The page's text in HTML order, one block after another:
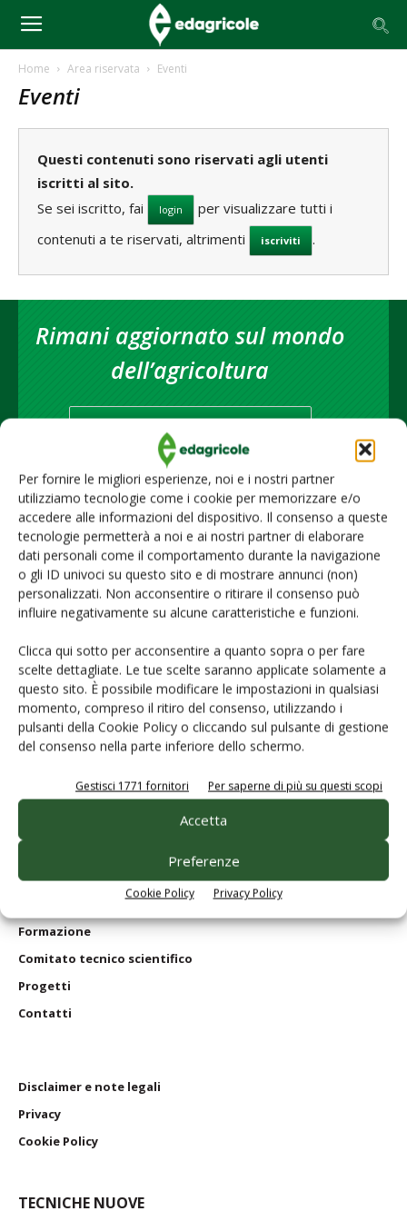
Per fornire le migliori esperienze, noi e i nostri partner
utilizziamo tecnologie come i cookie per memorizzare e/o
accedere alle informazioni del dispositivo. Il consenso a queste
tecnologie permetterà a noi e ai nostri partner di elaborare
dati personali come il comportamento durante la navigazione
o gli ID univoci su questo sito e di mostrare annunci (non)
personalizzati. Non acconsentire o ritirare il consenso può
influire negativamente su alcune caratteristiche e funzioni.
Clicca qui sotto per acconsentire a quanto sopra o per fare
scelte dettagliate. Le tue scelte saranno applicate solamente a
questo sito. È possibile modificare le impostazioni in qualsiasi
momento, compreso il ritiro del consenso, utilizzando i
pulsanti della Cookie Policy o cliccando sul pulsante di gestione
del consenso nella parte inferiore dello schermo.
Gestisci 1771 fornitori Per saperne di più su questi scopi
Accetta
Preferenze
Cookie Policy Privacy Policy
Home Area riservata Eventi
Eventi
Questi contenuti sono riservati agli utenti
iscritti al sito.
Se sei iscritto, fai
login
per visualizzare tutti i
contenuti a te riservati, altrimenti
iscriviti .
Rimani aggiornato sul mondo
dell’agricoltura
Iscriviti alle nostre newsletter
© Tecniche Nuove Spa. Tutti i diritti riservati. Sede legale Via Eritrea 21 -
20157 Milano | Codice fiscale, Partita IVA e Iscrizione al Registro delle
imprese di Milano: 00753480151
Servizi pergli abbonati
Edagricole
Le nostre riviste
Formazione
Comitato tecnico scientifico
Progetti
Contatti
Disclaimer e note legali
Privacy
Cookie Policy
TECNICHE NUOVE